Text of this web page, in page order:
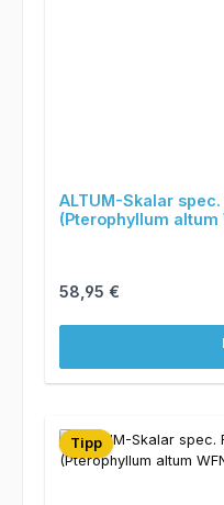
ALTUM-Skalar spec.
(Pterophyllum altum
Regulärer Preis:
58,95 €
Tipp